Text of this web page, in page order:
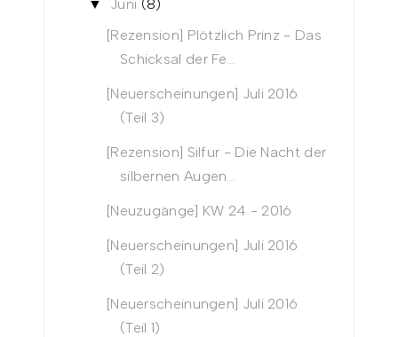
▼ Juni (8)
[Rezension] Plötzlich Prinz - Das
Schicksal der Fe...
[Neuerscheinungen] Juli 2016
(Teil 3)
[Rezension] Silfur - Die Nacht der
silbernen Augen...
[Neuzugänge] KW 24 - 2016
[Neuerscheinungen] Juli 2016
(Teil 2)
[Neuerscheinungen] Juli 2016
(Teil 1)